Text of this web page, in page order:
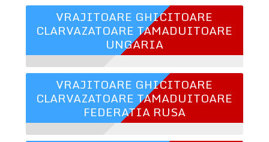
VRAJITOARE GHICITOARE
CLARVAZATOARE TAMADUITOARE
UNGARIA
VRAJITOARE GHICITOARE
CLARVAZATOARE TAMADUITOARE
FEDERATIA RUSA